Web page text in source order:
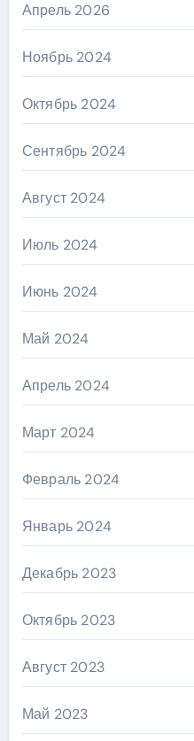
Апрель 2026
Ноябрь 2024
Октябрь 2024
Сентябрь 2024
Август 2024
Июль 2024
Июнь 2024
Май 2024
Апрель 2024
Март 2024
Февраль 2024
Январь 2024
Декабрь 2023
Октябрь 2023
Август 2023
Май 2023